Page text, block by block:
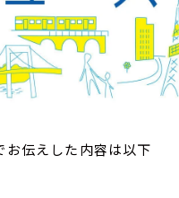
お伝えした内容は以下